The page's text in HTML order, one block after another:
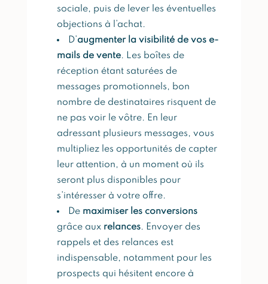
sociale, puis de lever les éventuelles
objections à l’achat.
D’augmenter la visibilité de vos e-
mails de vente. Les boîtes de
réception étant saturées de
messages promotionnels, bon
nombre de destinataires risquent de
ne pas voir le vôtre. En leur
adressant plusieurs messages, vous
multipliez les opportunités de capter
leur attention, à un moment où ils
seront plus disponibles pour
s’intéresser à votre offre.
De maximiser les conversions
grâce aux relances. Envoyer des
rappels et des relances est
indispensable, notamment pour les
prospects qui hésitent encore à